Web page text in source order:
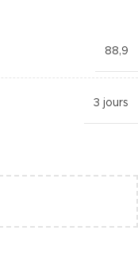
88,9
3 jours